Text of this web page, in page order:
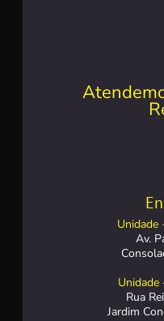
Unidade
Av.
Unidade
Rua
Jardim